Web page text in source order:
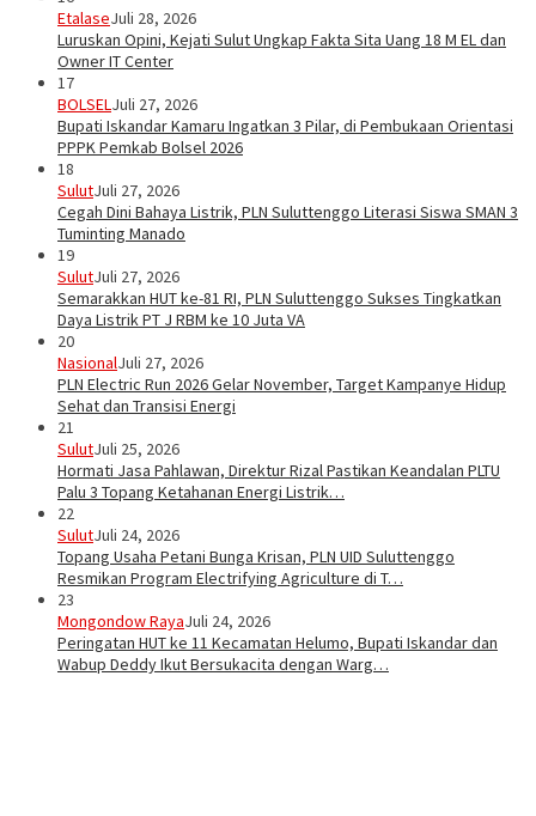
EtalaseJuli 28, 2026
Luruskan Opini, Kejati Sulut Ungkap Fakta Sita Uang 18 M EL dan
Owner IT Center
17
BOLSELJuli 27, 2026
Bupati Iskandar Kamaru Ingatkan 3 Pilar, di Pembukaan Orientasi
PPPK Pemkab Bolsel 2026
18
SulutJuli 27, 2026
Cegah Dini Bahaya Listrik, PLN Suluttenggo Literasi Siswa SMAN 3
Tuminting Manado
19
SulutJuli 27, 2026
Semarakkan HUT ke-81 RI, PLN Suluttenggo Sukses Tingkatkan
Daya Listrik PT J RBM ke 10 Juta VA
20
NasionalJuli 27, 2026
PLN Electric Run 2026 Gelar November, Target Kampanye Hidup
Sehat dan Transisi Energi
21
SulutJuli 25, 2026
Hormati Jasa Pahlawan, Direktur Rizal Pastikan Keandalan PLTU
Palu 3 Topang Ketahanan Energi Listrik…
22
SulutJuli 24, 2026
Topang Usaha Petani Bunga Krisan, PLN UID Suluttenggo
Resmikan Program Electrifying Agriculture di T…
23
Mongondow RayaJuli 24, 2026
Peringatan HUT ke 11 Kecamatan Helumo, Bupati Iskandar dan
Wabup Deddy Ikut Bersukacita dengan Warg…